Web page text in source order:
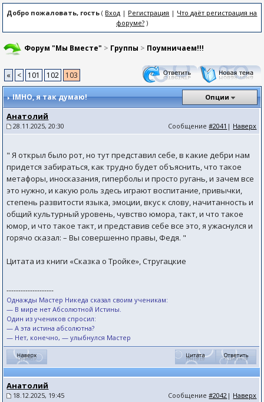
Добро пожаловать, гость ( Вход | Регистрация | Что даёт регистрация на
форуме?)
Форум "Мы Вместе" > Группы > Поумничаем!!!
« < 101 102 103
IMHO, я так думаю! Опции
Анатолий
28.11.2025, 20:30 Сообщение#2041 | Наверх
" Я открыл было рот, но тут представил себе, в какие дебри нам
придется забираться, как трудно будет объяснить, что такое
метафоры, иносказания, гиперболы и просто ругань, и зачем все
это нужно, и какую роль здесь играют воспитание, привычки,
степень развитости языка, эмоции, вкус к слову, начитанность и
общий культурный уровень, чувство юмора, такт, и что такое
юмор, и что такое такт, и представив себе все это, я ужаснулся и
горячо сказал: – Вы совершенно правы, Федя. "
Цитата из книги «Сказка о Тройке», Стругацкие
--------------------
Однажды Мастер Никеда сказал своим ученикам:
— В мире нет Абсолютной Истины.
Один из учеников спросил:
— А эта истина абсолютна?
— Нет, конечно, — улыбнулся Мастер
Анатолий
18.12.2025, 19:45 Сообщение#2042 | Наверх